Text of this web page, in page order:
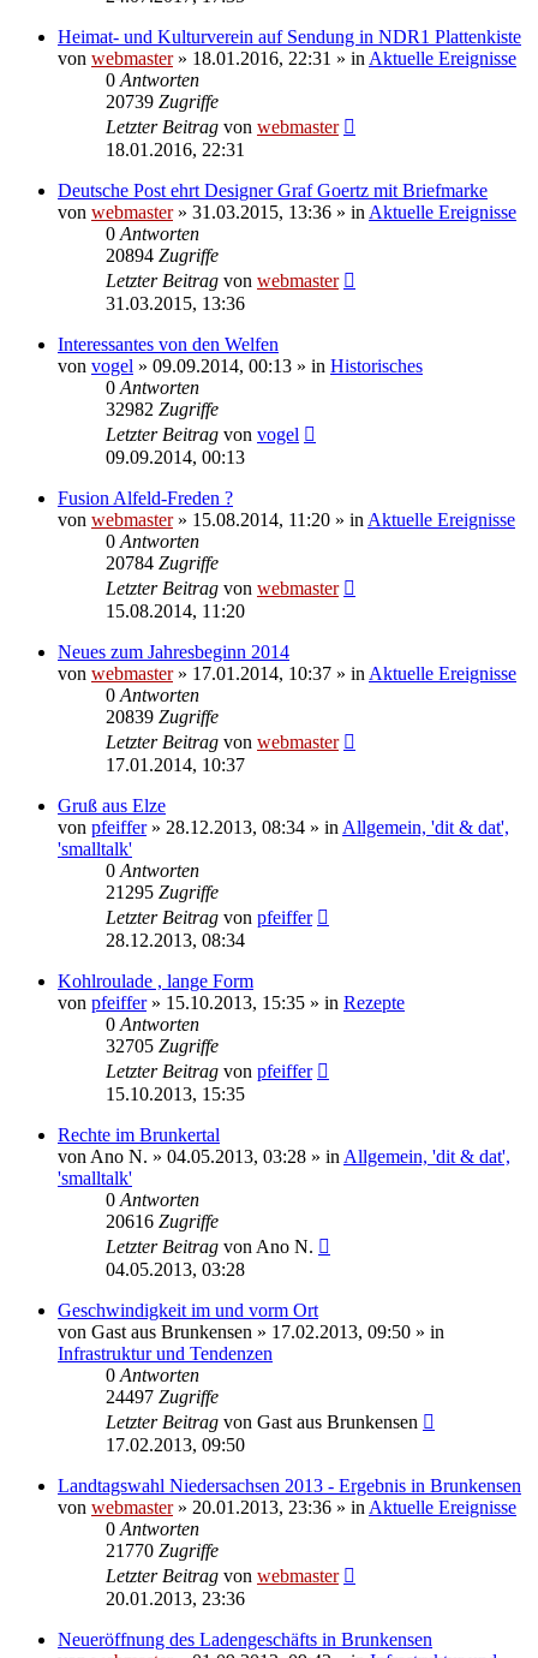
Heimat- und Kulturverein auf Sendung in NDR1 Plattenkiste
von webmaster» 18.01.2016, 22:31 » in Aktuelle Ereignisse
0 Antworten
20739 Zugriffe
Letzter Beitrag von webmaster
18.01.2016, 22:31
Deutsche Post ehrt Designer Graf Goertz mit Briefmarke
von webmaster» 31.03.2015, 13:36 » in Aktuelle Ereignisse
0 Antworten
20894 Zugriffe
Letzter Beitrag von webmaster
31.03.2015, 13:36
Interessantes von den Welfen
von vogel » 09.09.2014, 00:13 » in Historisches
0 Antworten
32982 Zugriffe
Letzter Beitrag von vogel
09.09.2014, 00:13
Fusion Alfeld-Freden ?
von webmaster» 15.08.2014, 11:20 » in Aktuelle Ereignisse
0 Antworten
20784 Zugriffe
Letzter Beitrag von webmaster
15.08.2014, 11:20
Neues zum Jahresbeginn 2014
von webmaster» 17.01.2014, 10:37 » in Aktuelle Ereignisse
0 Antworten
20839 Zugriffe
Letzter Beitrag von webmaster
17.01.2014, 10:37
Gruß aus Elze
von pfeiffer» 28.12.2013, 08:34 » in Allgemein, 'dit & dat',
'smalltalk'
0 Antworten
21295 Zugriffe
Letzter Beitrag von pfeiffer
28.12.2013, 08:34
Kohlroulade , lange Form
von pfeiffer» 15.10.2013, 15:35 » in Rezepte
0 Antworten
32705 Zugriffe
Letzter Beitrag von pfeiffer
15.10.2013, 15:35
Rechte im Brunkertal
von Ano N. » 04.05.2013, 03:28 » in Allgemein, 'dit & dat',
'smalltalk'
0 Antworten
20616 Zugriffe
Letzter Beitrag von Ano N.
04.05.2013, 03:28
Geschwindigkeit im und vorm Ort
von Gast aus Brunkensen » 17.02.2013, 09:50 » in
Infrastruktur und Tendenzen
0 Antworten
24497 Zugriffe
Letzter Beitrag von Gast aus Brunkensen
17.02.2013, 09:50
Landtagswahl Niedersachsen 2013 - Ergebnis in Brunkensen
von webmaster» 20.01.2013, 23:36 » in Aktuelle Ereignisse
0 Antworten
21770 Zugriffe
Letzter Beitrag von webmaster
20.01.2013, 23:36
Neueröffnung des Ladengeschäfts in Brunkensen